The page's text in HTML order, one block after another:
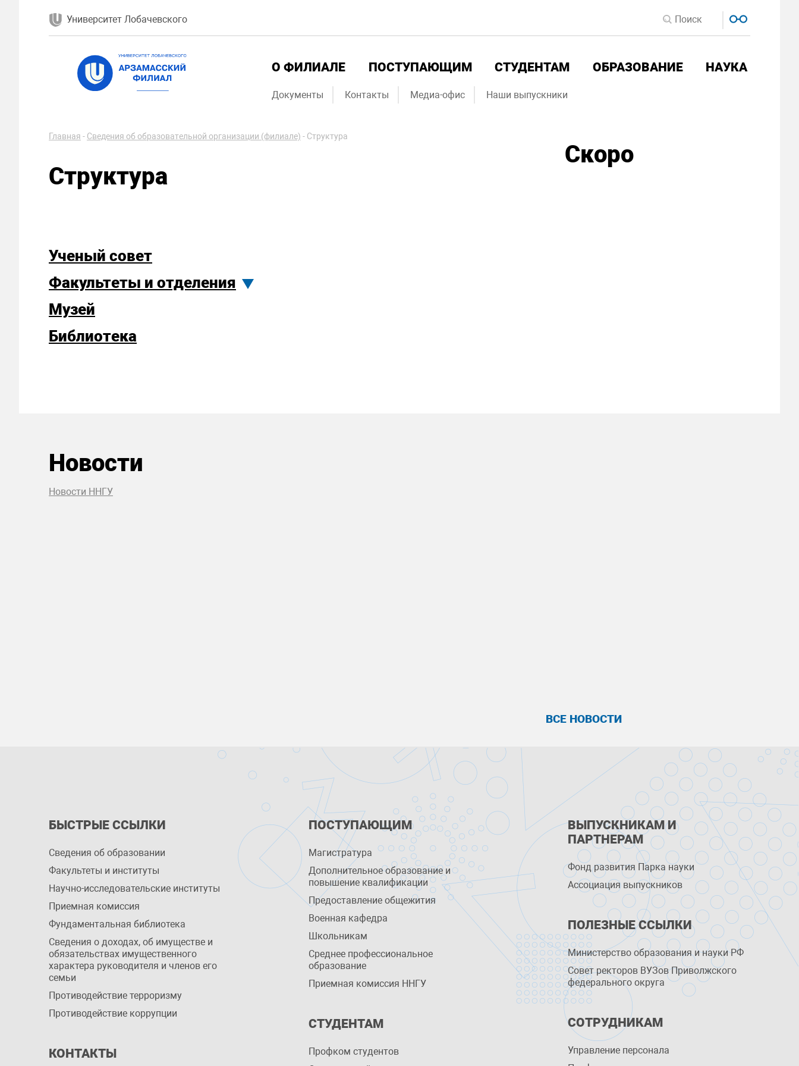
Университет Лобачевского
О ФИЛИАЛЕ ПОСТУПАЮЩИМ СТУДЕНТАМ ОБРАЗОВАНИЕ НАУКА
Документы Контакты Медиа-офис Наши выпускники
Главная - Сведения об образовательной организации (филиале) - Структура
Структура
Ученый совет
Факультеты и отделения
Музей
Библиотека
Скоро
Новости
Новости ННГУ
ВСЕ НОВОСТИ
БЫСТРЫЕ ССЫЛКИ
Сведения об образовании
Факультеты и институты
Научно-исследовательские институты
Приемная комиссия
Фундаментальная библиотека
Сведения о доходах, об имуществе и
обязательствах имущественного
характера руководителя и членов его
семьи
Противодействие терроризму
Противодействие коррупции
КОНТАКТЫ
ПОСТУПАЮЩИМ
Магистратура
Дополнительное образование и
повышение квалификации
Предоставление общежития
Военная кафедра
Школьникам
Среднее профессиональное
образование
Приемная комиссия ННГУ
СТУДЕНТАМ
Профком студентов
ВЫПУСКНИКАМ И
ПАРТНЕРАМ
Фонд развития Парка науки
Ассоциация выпускников
ПОЛЕЗНЫЕ ССЫЛКИ
Министерство образования и науки РФ
Совет ректоров ВУЗов Приволжского
федерального округа
СОТРУДНИКАМ
Управление персоналa